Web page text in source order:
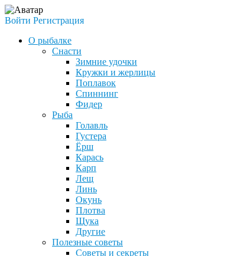
Войти Регистрация
О рыбалке
Снасти
Зимние удочки
Кружки и жерлицы
Поплавок
Спиннинг
Фидер
Рыба
Голавль
Густера
Ёрш
Карась
Карп
Лещ
Линь
Окунь
Плотва
Щука
Другие
Полезные советы
Советы и секреты